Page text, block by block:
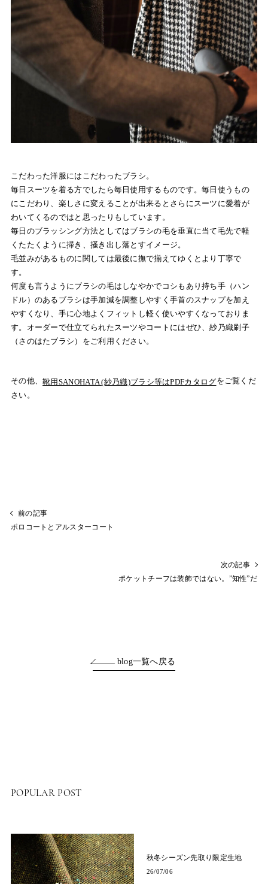
こだわった洋服にはこだわったブラシ。
毎日スーツを着る方でしたら毎日使用するものです。毎日使うもの
にこだわり、楽しさに変えることが出来るとさらにスーツに愛着が
わいてくるのではと思ったりもしています。
毎日のブラッシング方法としてはブラシの毛を垂直に当て毛先で軽
くたたくように掃き、掻き出し落とすイメージ。
毛並みがあるものに関しては最後に撫で揃えてゆくとより丁寧で
す。
何度も言うようにブラシの毛はしなやかでコシもあり持ち手（ハン
ドル）のあるブラシは手加減を調整しやすく手首のスナップを加え
やすくなり、手に心地よくフィットし軽く使いやすくなっておりま
す。オーダーで仕立てられたスーツやコートにはぜひ、紗乃織刷子
（さのはたブラシ）をご利用ください。
その他、靴用SANOHATA (紗乃織)ブラシ等はPDFカタログをご覧くだ
さい。
前の記事
ポロコートとアルスターコート
次の記事
ポケットチーフは装飾ではない。”知性”だ
blog一覧へ戻る
POPULAR POST
秋冬シーズン先取り限定生地
26/07/06